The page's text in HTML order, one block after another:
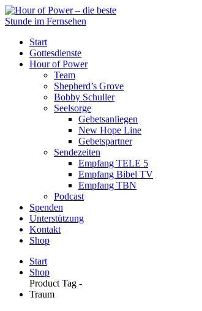
Start
Gottesdienste
Hour of Power
Team
Shepherd’s Grove
Bobby Schuller
Seelsorge
Gebetsanliegen
New Hope Line
Gebetspartner
Sendezeiten
Empfang TELE 5
Empfang Bibel TV
Empfang TBN
Podcast
Spenden
Unterstützung
Kontakt
Shop
Start
Shop
Product Tag -
Traum